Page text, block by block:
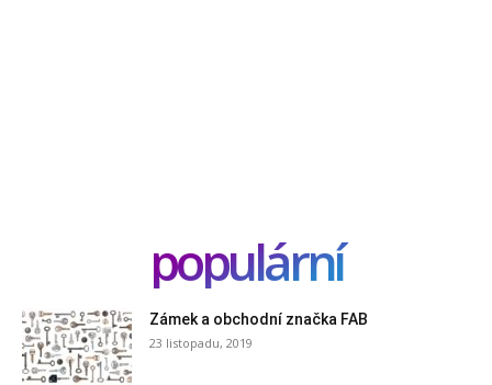
populární
Zámek a obchodní značka FAB
23 listopadu, 2019